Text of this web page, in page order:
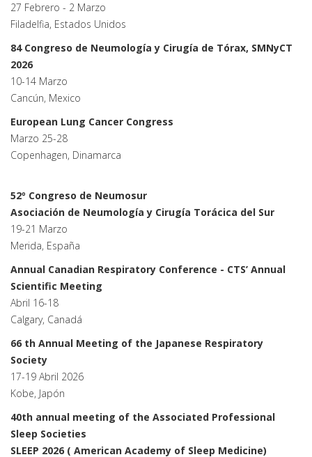
27 Febrero - 2 Marzo
Filadelfia, Estados Unidos
84 Congreso de Neumología y Cirugía de Tórax, SMNyCT
2026
10-14 Marzo
Cancún, Mexico
European Lung Cancer Congress
Marzo 25-28
Copenhagen, Dinamarca
52º Congreso de Neumosur
Asociación de Neumología y Cirugía Torácica del Sur
19-21 Marzo
Merida, España
Annual Canadian Respiratory Conference - CTS’ Annual
Scientific Meeting
Abril 16-18
Calgary, Canadá
66 th Annual Meeting of the Japanese Respiratory
Society
17-19 Abril 2026
Kobe, Japón
40th annual meeting of the Associated Professional
Sleep Societies
SLEEP 2026 ( American Academy of Sleep Medicine)